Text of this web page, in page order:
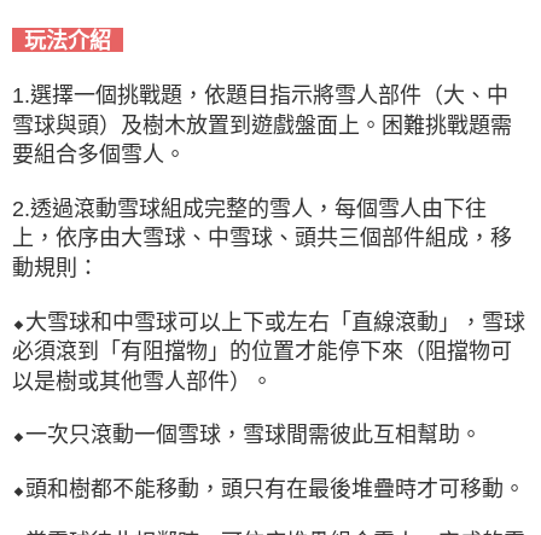
玩法介紹
1.選擇一個挑戰題，依題目指示將雪人部件（大、中
雪球與頭）及樹木放置到遊戲盤面上。困難挑戰題需
要組合多個雪人。
2.透過滾動雪球組成完整的雪人，每個雪人由下往
上，依序由大雪球、中雪球、頭共三個部件組成，移
動規則：
⬥大雪球和中雪球可以上下或左右「直線滾動」，雪球
必須滾到「有阻擋物」的位置才能停下來（阻擋物可
以是樹或其他雪人部件）。
⬥一次只滾動一個雪球，雪球間需彼此互相幫助。
⬥頭和樹都不能移動，頭只有在最後堆疊時才可移動。